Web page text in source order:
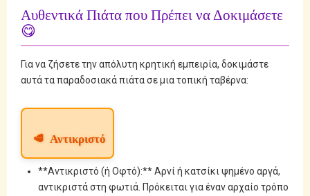
Αυθεντικά Πιάτα που Πρέπει να Δοκιμάσετε
😋
Για να ζήσετε την απόλυτη κρητική εμπειρία, δοκιμάστε
αυτά τα παραδοσιακά πιάτα σε μια τοπική ταβέρνα:
🥩 Αντικριστό
**Αντικριστό (ή Οφτό):** Αρνί ή κατσίκι ψημένο αργά,
αντικριστά στη φωτιά. Πρόκειται για έναν αρχαίο τρόπο